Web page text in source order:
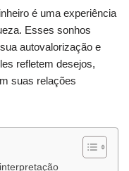
é uma experiência
Esses sonhos
autovalorização e
refletem desejos,
suas relações